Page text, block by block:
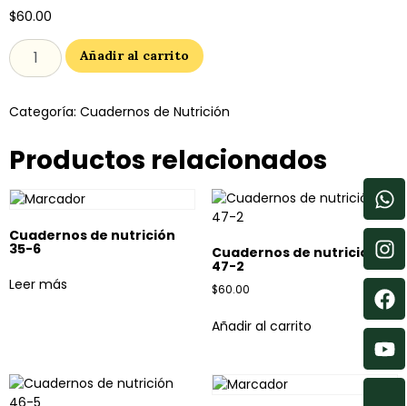
$60.00
Añadir al carrito
Categoría: Cuadernos de Nutrición
Productos relacionados
Cuadernos de nutrición
35-6
Leer más
Cuadernos de nutrición
47-2
$60.00
Añadir al carrito